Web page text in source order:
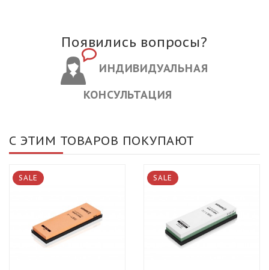
Появились вопросы?
ИНДИВИДУАЛЬНАЯ
КОНСУЛЬТАЦИЯ
С ЭТИМ ТОВАРОВ ПОКУПАЮТ
SALE SALE